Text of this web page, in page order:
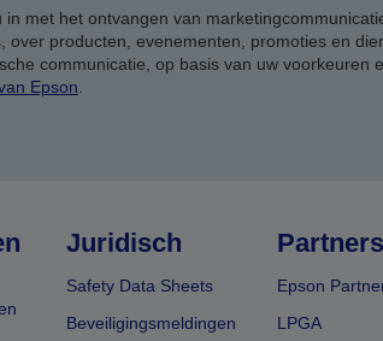
met het ontvangen van
over producten, evenementen, promoties en
communicatie, op basis van uw voorkeuren
Epson
Juridisch
Safety Data Sheets
Beveiligingsmeldingen
Partners
Epson
LPGA